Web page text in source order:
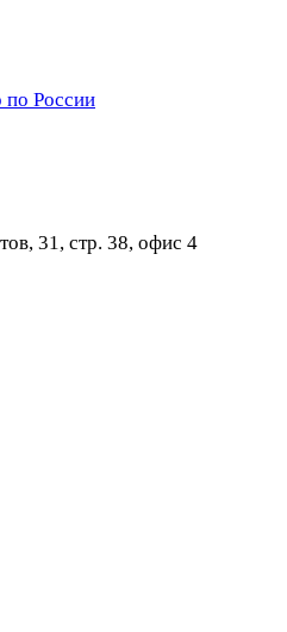
по России
31, стр. 38, офис 4